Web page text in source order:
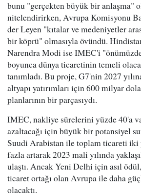
bunu "gerçekten büyük bir anlaşma"
nitelendirirken, Avrupa Komisyonu
der Leyen "kıtalar ve medeniyetler
bir köprü" olmasıyla övündü.
Narendra Modi ise IMEC'i
boyunca dünya ticaretinin temeli
tanımladı. Bu proje, G7'nin 2027
altyapı yatırımları için 600 milyar
planlarının bir parçasıydı.
IMEC, nakliye sürelerini yüzde 40'a
azaltacağı için büyük bir potansiyel
Suudi Arabistan ile toplam ticareti
fazla artarak 2023 mali yılında
ulaştı. Ancak Yeni Delhi için asıl
ticaret ortağı olan Avrupa ile daha
olacaktı.